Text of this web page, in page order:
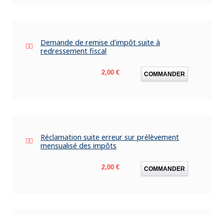
Demande de remise d'impôt suite à
redressement fiscal
Prix
2,00 € COMMANDER
Réclamation suite erreur sur prélèvement
mensualisé des impôts
Prix
2,00 € COMMANDER